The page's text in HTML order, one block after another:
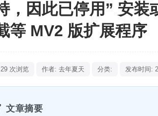
，因此已停用” 安
等 MV2 版扩展程序
次浏览 作者: 去年夏天 分类: 发布时间:
文章摘要